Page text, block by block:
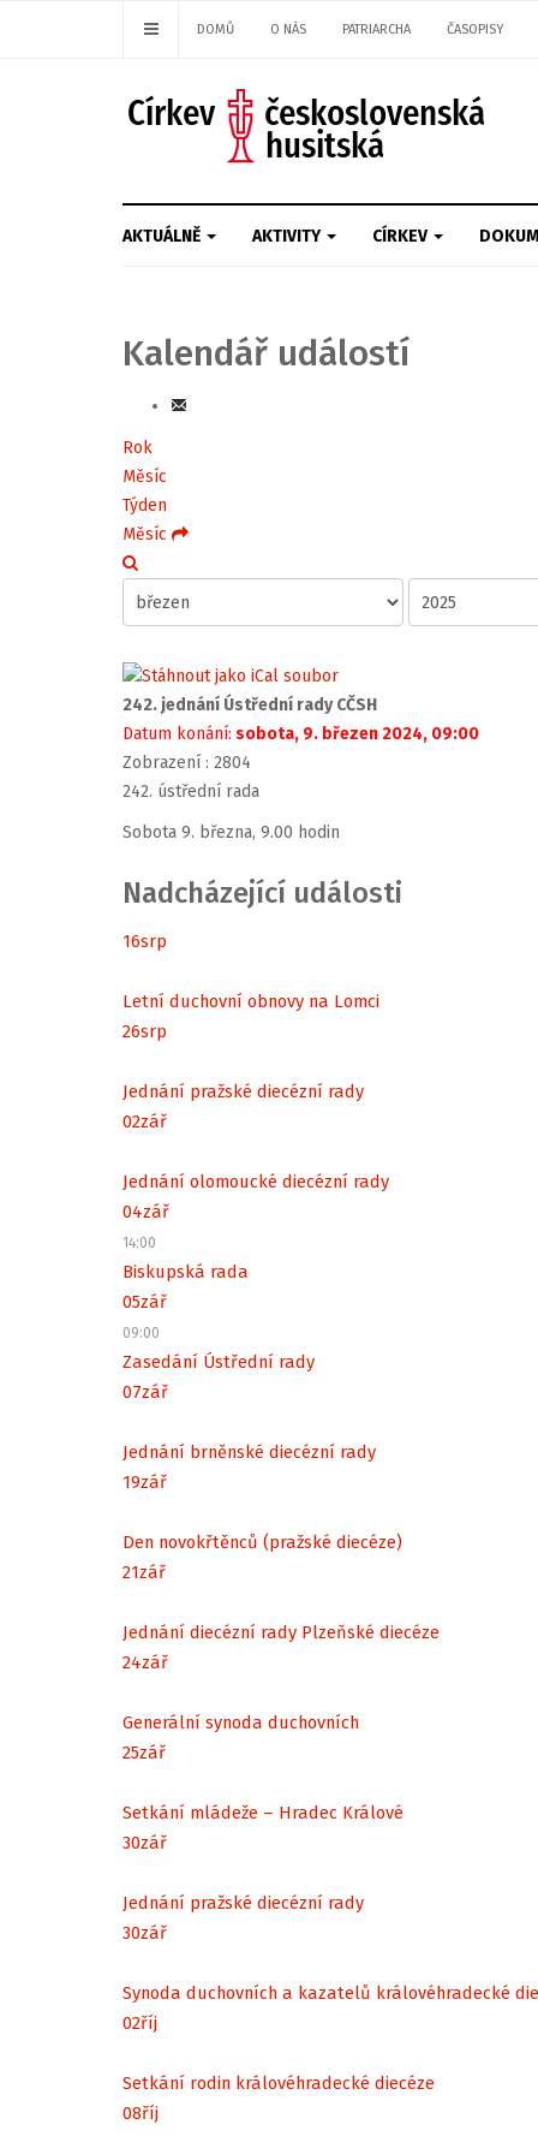
DOMŮ O NÁS PATRIARCHA ČASOPISY
AKTUÁLNĚ AKTIVITY CÍRKEV
Kalendář událostí
Rok
Měsíc
Týden
Měsíc
242. jednání Ústřední rady CČSH
Datum konání: sobota, 9. březen 2024, 09:00
Zobrazení : 2804
242. ústřední rada
Sobota 9. března, 9.00 hodin
Nadcházející události
16srp
Letní duchovní obnovy na Lomci
26srp
Jednání pražské diecézní rady
02zář
Jednání olomoucké diecézní rady
04zář
14:00
Biskupská rada
05zář
09:00
Zasedání Ústřední rady
07zář
Jednání brněnské diecézní rady
19zář
Den novokřtěnců (pražské diecéze)
21zář
Jednání diecézní rady Plzeňské diecéze
24zář
Generální synoda duchovních
25zář
Setkání mládeže – Hradec Králové
30zář
Jednání pražské diecézní rady
30zář
Synoda duchovních a kazatelů královéhradecké
02říj
Setkání rodin královéhradecké diecéze
08říj